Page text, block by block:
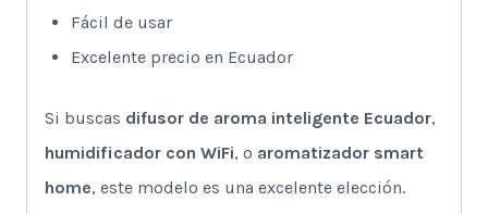
Fácil de usar
Excelente precio en Ecuador
Si buscas difusor de aroma inteligente Ecuador,
humidificador con WiFi, o aromatizador smart
home, este modelo es una excelente elección.